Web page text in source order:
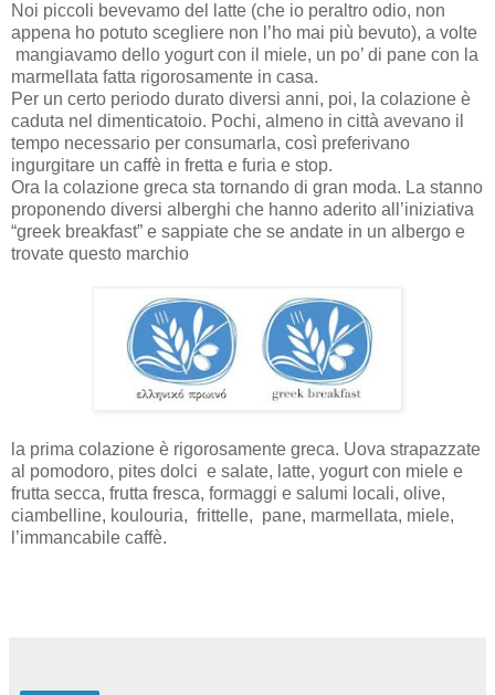
Noi piccoli bevevamo del latte (che io peraltro odio, non
appena ho potuto scegliere non l’ho mai più bevuto), a volte
mangiavamo dello yogurt con il miele, un po’ di pane con la
marmellata fatta rigorosamente in casa.
Per un certo periodo durato diversi anni, poi, la colazione è
caduta nel dimenticatoio. Pochi, almeno in città avevano il
tempo necessario per consumarla, così preferivano
ingurgitare un caffè in fretta e furia e stop.
Ora la colazione greca sta tornando di gran moda. La stanno
proponendo diversi alberghi che hanno aderito all’iniziativa
“greek breakfast” e sappiate che se andate in un albergo e
trovate questo marchio
la prima colazione è rigorosamente greca. Uova strapazzate
al pomodoro, pites dolci e salate, latte, yogurt con miele e
frutta secca, frutta fresca, formaggi e salumi locali, olive,
ciambelline, koulouria, frittelle, pane, marmellata, miele,
l’immancabile caffè.